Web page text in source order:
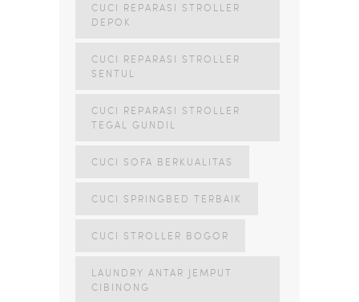
CUCI REPARASI STROLLER
DEPOK
CUCI REPARASI STROLLER
SENTUL
CUCI REPARASI STROLLER
TEGAL GUNDIL
CUCI SOFA BERKUALITAS
CUCI SPRINGBED TERBAIK
CUCI STROLLER BOGOR
LAUNDRY ANTAR JEMPUT
CIBINONG